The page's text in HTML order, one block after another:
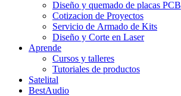
Diseño y quemado de placas PCB
Cotizacion de Proyectos
Servicio de Armado de Kits
Diseño y Corte en Laser
Aprende
Cursos y talleres
Tutoriales de productos
Satelital
BestAudio